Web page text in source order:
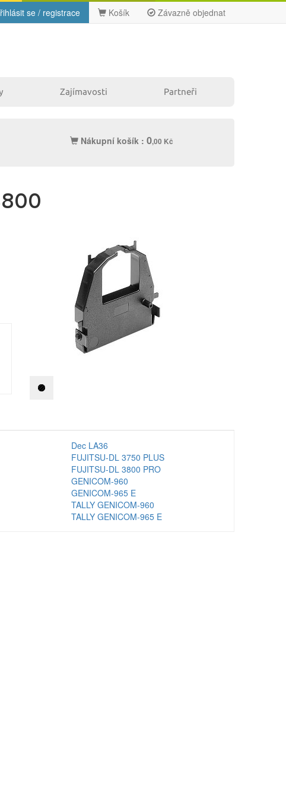
se / registrace Košík Závazně objednat
Zajímavosti Partneři
Nákupní košík : 0,00 Kč
štítky
Textilní stuhy
Ostatní
Dec LA36
FUJITSU-DL 3750 PLUS
FUJITSU-DL 3800 PRO
GENICOM-960
GENICOM-965 E
TALLY GENICOM-960
TALLY GENICOM-965 E